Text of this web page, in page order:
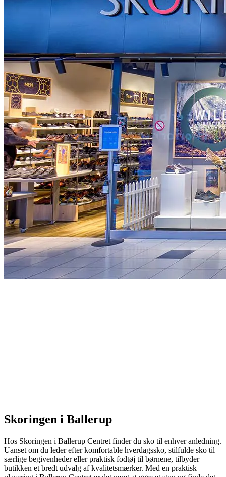
Skoringen i Ballerup
Hos Skoringen i Ballerup Centret finder du sko til enhver anledning.
Uanset om du leder efter komfortable hverdagssko, stilfulde sko til
særlige begivenheder eller praktisk fodtøj til børnene, tilbyder
butikken et bredt udvalg af kvalitetsmærker. Med en praktisk